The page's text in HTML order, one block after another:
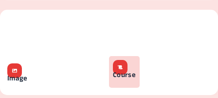
Image Course